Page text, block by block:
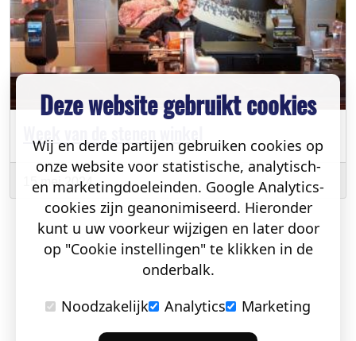
15 mei 2024
Deze website gebruikt cookies
Wij en derde partijen gebruiken cookies op
onze website voor statistische, analytisch-
en marketingdoeleinden. Google Analytics-
cookies zijn geanonimiseerd. Hieronder
kunt u uw voorkeur wijzigen en later door
op "Cookie instellingen" te klikken in de
onderbalk.
Noodzakelijk
Analytics Marketing